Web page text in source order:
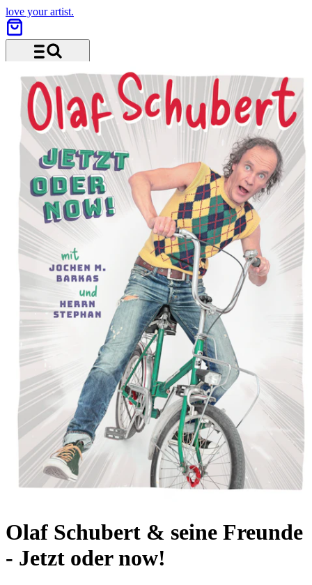
love your artist.
Olaf Schubert & seine Freunde
- Jetzt oder now!